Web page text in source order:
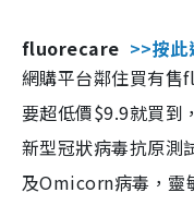
fluorecare >>按此
網購平台鄰住買有
要超低價$9.9就買到
新型冠狀病毒抗原測
及Omicorn病毒，靈